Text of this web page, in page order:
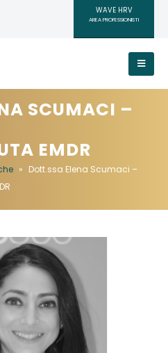
WAVE HRV
AREA PROFESSIONISTI
SCUMACI –
EMDR
» Dott.ssa Elena Scumaci –